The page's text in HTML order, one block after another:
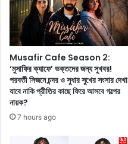
টা
কা
?
এ
দি
ন
গু
রু
ত্ব
পূ
ব
ন্দ্যো
পা
ধ্যা
য়
কে
!
বি
চা
র
Musafir Cafe Season 2:
‘মুসাফির ক্যাফে’ ভক্তদের জন্য সুখবর!
পরবর্তী সিজনে চন্দর ও সুধার সুখের সংসার দেখা
যাবে নাকি প্রীতির কাছে ফিরে আসবে গল্পের
নায়ক?
7 hours ago